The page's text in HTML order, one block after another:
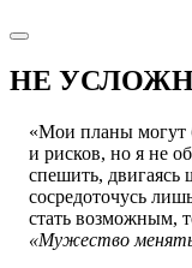
НЕ
«Мои планы могут
и рисков, но я не
спешить, двигаясь
сосредоточусь
стать возможным,
«Мужество